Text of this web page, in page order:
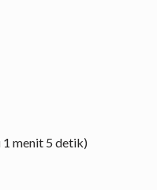
1 menit 5 detik)